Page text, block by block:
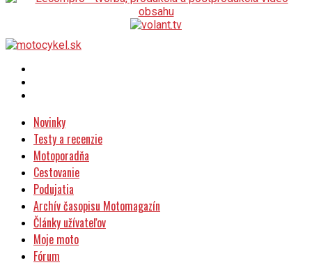
Novinky
Testy a recenzie
Motoporadňa
Cestovanie
Podujatia
Archív časopisu Motomagazín
Články užívateľov
Moje moto
Fórum